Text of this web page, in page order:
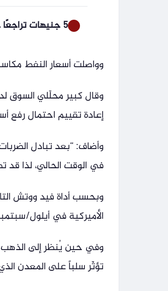
5 جنيهات تراجعًا .. ماذا حدث لسعر الذهب في الصاغة الآن
وواصلت أسعار النفط
وقال كبير محلّلي السوق
إعادة تقييم احتمال رفع
وأضاف: “بعد تبادل
في الوقت الحالي، لذا قد
الأميركية في أيلول/سبتمبر وبنسبة 87 بالمئة لرفعها في
وفي حين يُنظر إلى الذهب
تؤثّر سلباً على المعدن